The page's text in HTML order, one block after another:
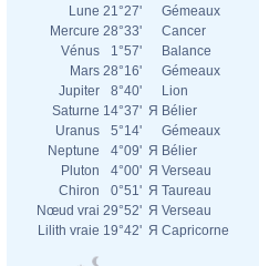
Lune 21°27'
Gémeaux
Mercure 28°33'
Cancer
Vénus
1°57'
Balance
Mars 28°16'
Gémeaux
Jupiter
8°40'
Lion
Saturne 14°37' Я Bélier
Uranus
5°14'
Gémeaux
Neptune
4°09' Я Bélier
Pluton
4°00' Я Verseau
Chiron
0°51' Я Taureau
Nœud vrai 29°52' Я Verseau
Lilith vraie 19°42' Я Capricorne